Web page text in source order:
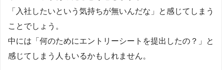
「入社したいという気持ちが無いんだな」と感じてしまう
ことでしょう。
中には「何のためにエントリーシートを提出したの？」と
感じてしまう人もいるかもしれません。